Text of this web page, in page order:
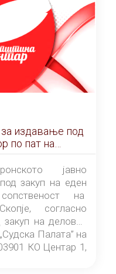
издавање под
по пат на
јавно
закуп на еден
на
согласно
на деловен
Палата” на
КО Центар 1,